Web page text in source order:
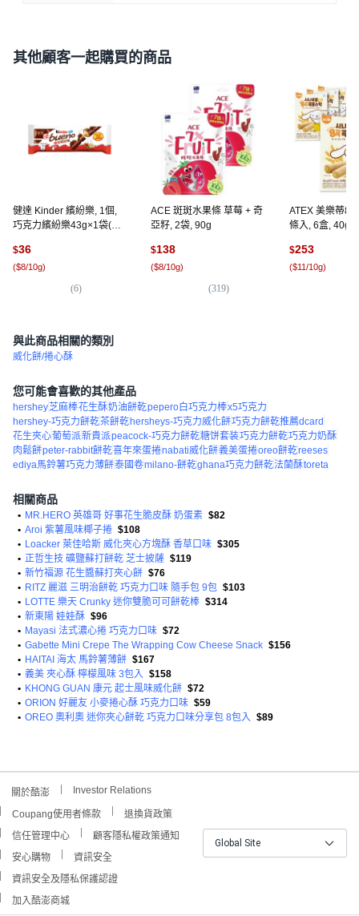
其他顧客一起購買的商品
健達 Kinder 繽紛樂, 1個,
巧克力繽紛樂43g×1袋(每
$36
($8/10g)
(6)
ACE 斑斑水果條 草莓 + 奇
亞籽, 2袋, 90g
$138
($8/10g)
(319)
ATEX 美樂蒂8
條入, 6盒, 40g,
$253
($11/10g)
與此商品相關的類別
威化餅/捲心酥
您可能會喜歡的其他產品
hershey芝麻棒花生酥奶油餅乾pepero白巧克力棒x5巧克力
hershey-巧克力餅乾茶餅乾 hersheys-巧克力威化餅巧克力餅乾推薦dcard
花生夾心葡萄派新貴派peacock-巧克力餅乾糖饼套装巧克力餅乾巧克力奶酥
肉鬆餅peter-rabbit餅乾喜年來蛋捲nabati威化餅義美蛋捲oreo餅乾reeses
ediya馬鈴薯巧克力薄餅泰國卷milano-餅乾ghana巧克力餅乾法蘭酥toreta
相關商品
• MR.HERO 英雄哥 好事花生脆皮酥 奶蛋素 $82
• Aroi 紫薯風味椰子捲 $108
• Loacker 萊佳哈斯 威化夾心方塊酥 香草口味 $305
• 正哲生技 礦鹽蘇打餅乾 芝士披薩 $119
• 新竹福源 花生醬蘇打夾心餅 $76
• RITZ 麗滋 三明治餅乾 巧克力口味 隨手包 9包 $103
• LOTTE 樂天 Crunky 迷你雙脆可可餅乾棒 $314
• 新東陽 娃娃酥 $96
• Mayasi 法式濃心捲 巧克力口味 $72
• Gabette Mini Crepe The Wrapping Cow Cheese Snack $156
• HAITAI 海太 馬鈴薯薄餅 $167
• 義美 夾心酥 檸檬風味 3包入 $158
• KHONG GUAN 康元 起士風味威化餅 $72
• ORION 好麗友 小麥捲心酥 巧克力口味 $59
• OREO 奧利奧 迷你夾心餅乾 巧克力口味分享包 8包入 $89
關於酷澎 Investor Relations
Coupang使用者條款
退換貨政策
信任管理中心
顧客隱私權政策通知
安心購物
資訊安全
資訊安全及隱私保護認證
加入酷澎商城
Global Site